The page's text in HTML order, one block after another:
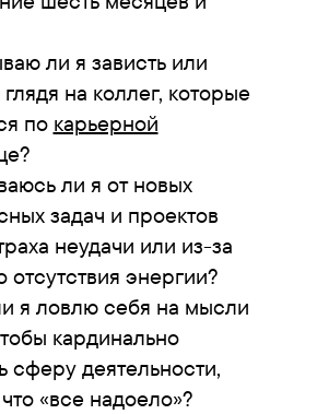
ли я зависть или
на коллег, которые
по карьерной
ли я от новых
задач и проектов
неудачи или из-за
отсутствия энергии?
я ловлю себя на мысли
кардинально
сферу деятельности,
«все надоело»?